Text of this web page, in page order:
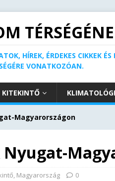
HÍREK, ÉRDEKES CIKKEK
VONATKOZÓAN.
KITEKINTŐ
Magyarországon
, Magyarország 0